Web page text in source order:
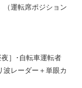
運転席ポジション
］･自転車運転者
波レーダー＋単眼カ